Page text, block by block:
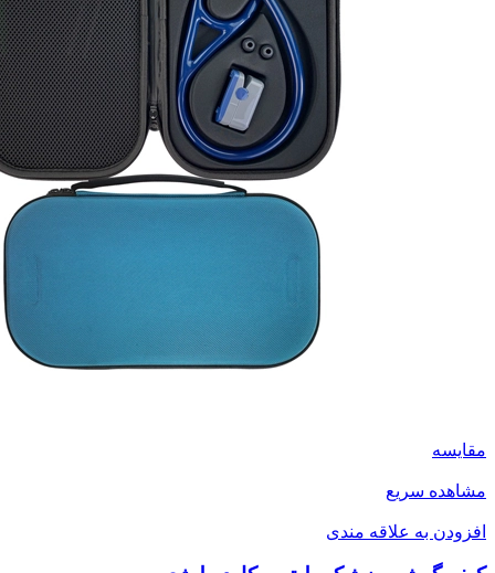
مقایسه
مشاهده سریع
افزودن به علاقه مندی